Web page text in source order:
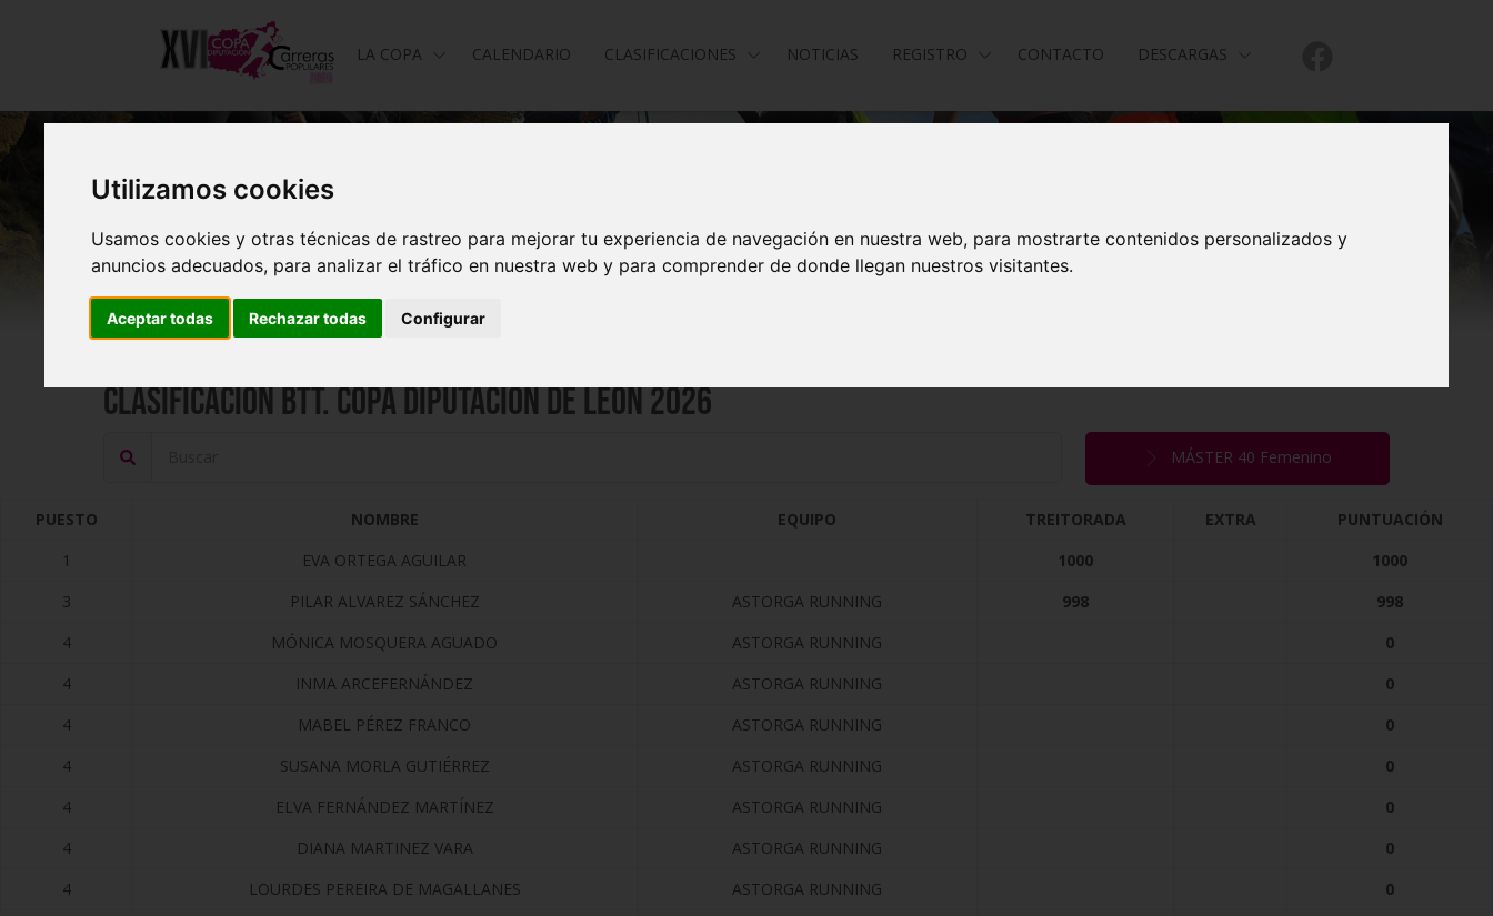
Utilizamos cookies
Usamos cookies y otras técnicas de rastreo para mejorar tu experiencia de navegación en nuestra web, para mostrarte contenidos personalizados y
anuncios adecuados, para analizar el tráfico en nuestra web y para comprender de donde llegan nuestros visitantes.
Aceptar todas Rechazar todas Configurar
LA COPA CALENDARIO CLASIFICACIONES NOTICIAS REGISTRO CONTACTO DESCARGAS
Clasificación BTT. Copa Diputación de León 2026
MÁSTER 40 Femenino
PUESTO NOMBRE EQUIPO TREITORADA EXTRA
PUNTUACIÓN
1
EVA ORTEGA AGUILAR 1000
1000
3
PILAR ALVAREZ SÁNCHEZ ASTORGA RUNNING 998
998
4
MÓNICA MOSQUERA AGUADO ASTORGA RUNNING
0
4
INMA ARCEFERNÁNDEZ ASTORGA RUNNING
0
4
MABEL PÉREZ FRANCO ASTORGA RUNNING
0
4
SUSANA MORLA GUTIÉRREZ ASTORGA RUNNING
0
4
ELVA FERNÁNDEZ MARTÍNEZ ASTORGA RUNNING
0
4
DIANA MARTINEZ VARA ASTORGA RUNNING
0
4
LOURDES PEREIRA DE MAGALLANES ASTORGA RUNNING
0